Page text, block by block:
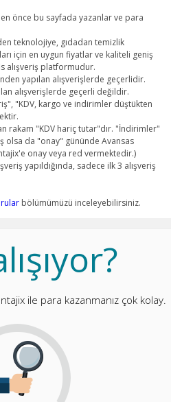
önce bu sayfada yazanlar ve para
teknolojiye, gıdadan temizlik
için en uygun fiyatlar ve kaliteli geniş
alışveriş platformudur.
yapılan alışverişlerde geçerlidir.
alışverişlerde geçerli değildir.
"KDV, kargo ve indirimler düştükten
rakam "KDV hariç tutar"dır. "İndirimler"
olsa da "onay" gününde Avansas
onay veya red vermektedir.)
yapıldığında, sadece ilk 3 alışveriş
bölümümüzü inceleyebilirsiniz.
ile para kazanmanız çok kolay.